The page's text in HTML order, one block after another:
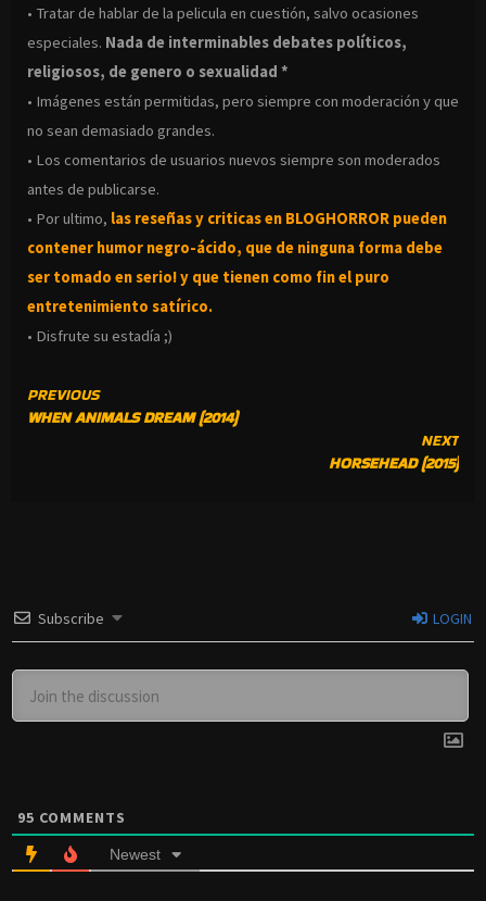
• Tratar de hablar de la pelicula en cuestión, salvo ocasiones
especiales. Nada de interminables debates políticos,
religiosos, de genero o sexualidad *
• Imágenes están permitidas, pero siempre con moderación y que
no sean demasiado grandes.
• Los comentarios de usuarios nuevos siempre son moderados
antes de publicarse.
• Por ultimo, las reseñas y criticas en BLOGHORROR pueden
contener humor negro-ácido, que de ninguna forma debe
ser tomado en serio! y que tienen como fin el puro
entretenimiento satírico.
• Disfrute su estadía ;)
CONTINUE
READING
PREVIOUS
WHEN ANIMALS DREAM (2014)
NEXT
HORSEHEAD (2015)
Subscribe LOGIN
95 COMMENTS
Newest